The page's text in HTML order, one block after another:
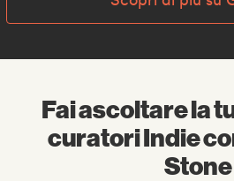
Fai ascoltare la
curatori Indie
Stone